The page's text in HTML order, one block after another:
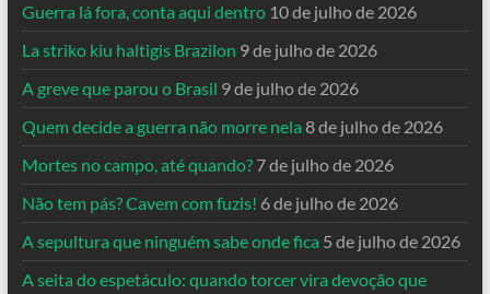
Guerra lá fora, conta aqui dentro 10 de julho de 2026
La striko kiu haltigis Brazilon 9 de julho de 2026
A greve que parou o Brasil 9 de julho de 2026
Quem decide a guerra não morre nela 8 de julho de 2026
Mortes no campo, até quando? 7 de julho de 2026
Não tem pás? Cavem com fuzis! 6 de julho de 2026
A sepultura que ninguém sabe onde fica 5 de julho de 2026
A seita do espetáculo: quando torcer vira devoção que